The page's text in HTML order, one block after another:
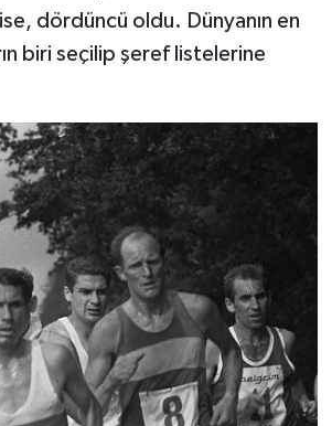
ise, dördüncü oldu. Dünyanın en
biri seçilip şeref listelerine